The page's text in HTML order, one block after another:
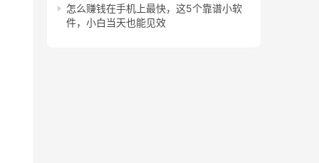
怎么赚钱在手机上最快，这5个靠谱小软
件，小白当天也能见效